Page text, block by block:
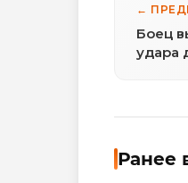
←
Боец
удара
Ранее